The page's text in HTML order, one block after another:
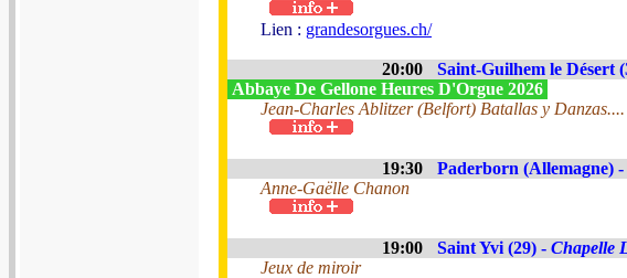
Lien : grandesorgues.ch/
20:00
Saint-Guilhem le Désert
Abbaye De Gellone Heures D'Orgue 2026
Jean-Charles Ablitzer (Belfort) Batallas y Danzas....
19:30 Paderborn (Allemagne) -
Anne-Gaëlle Chanon
19:00 Saint Yvi (29) - Chapelle
Jeux de miroir